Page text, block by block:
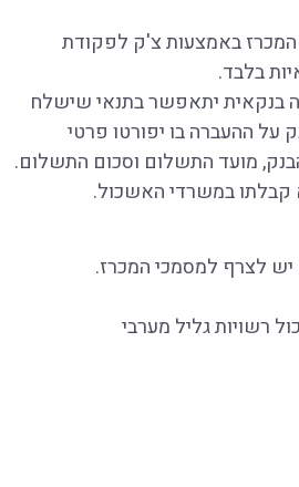
המכרז באמצעות צ'ק לפקודת
בלבד.
בנקאית יתאפשר בתנאי שישלח
ההעברה בו יפורטו פרטי
מועד התשלום וסכום התשלום.
קבלתו במשרדי האשכול.
לצרף למסמכי המכרז.
רשויות גליל מערבי